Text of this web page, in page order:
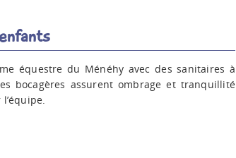
équestre du Ménéhy avec des sanitaires à
bocagères assurent ombrage et tranquillité